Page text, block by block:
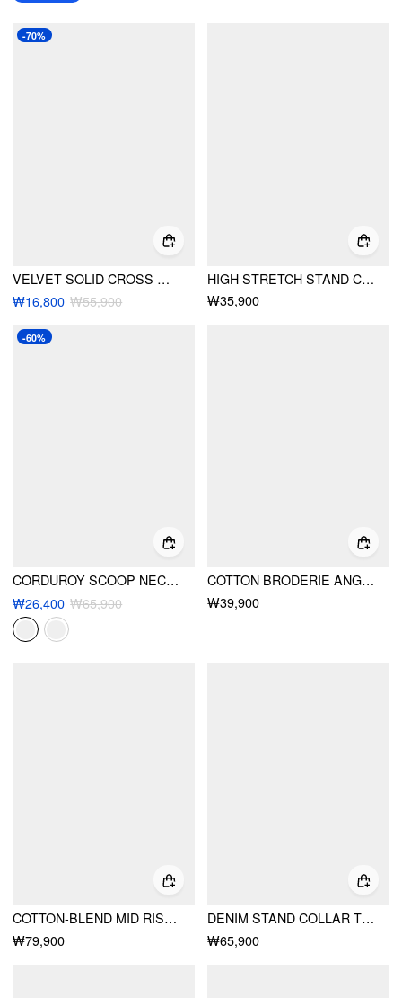
-70%
VELVET SOLID CROSS WIDE LEG JUMPSUIT
₩16,800 ₩55,900
HIGH STRETCH STAND COLLAR PUFF SLEEVE RUCHED CUT OUT TOP
₩35,900
-60%
CORDUROY SCOOP NECKLINE SOLID BUTTON POCKET JUMPSUIT
₩26,400 ₩65,900
COTTON BRODERIE ANGLAISE V-NECK SCALLOP LACE TRIM CAMI TOP
₩39,900
COTTON-BLEND MID RISE BATWING SLEEVE RUCHED ROMPER
₩79,900
DENIM STAND COLLAR TWIST KNOTTED WASHED DENIM VEST
₩65,900